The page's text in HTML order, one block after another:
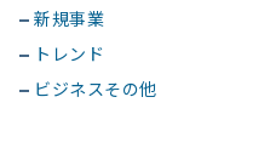
新規事業
トレンド
ビジネスその他